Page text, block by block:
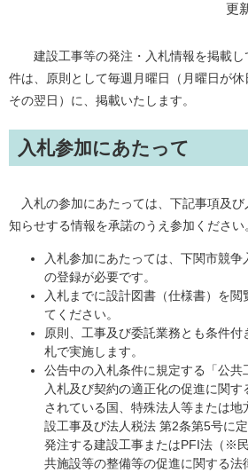
更
建設工事等の発注・入札情報を掲載し
件は、原則として毎週月曜日（月曜日が
その翌日）に、掲載いたします。
入札参加にあたって
入札の参加にあたっては、下記事項及び
知らせする情報を承諾のうえ参加ください
入札参加にあたっては、下関市競
の登録が必要です。
入札までに設計図書（仕様書）を
てください。
原則、工事及び委託業務とも条件付
札で実施します。
公告中の入札条件に規定する「公
入札及び契約の適正化の促進に関
されている国、特殊法人等または地
設工事及び法人税法 第2条第5号に
発注する建設工事またはPFI法（※
共施設等の整備等の促進に関する法